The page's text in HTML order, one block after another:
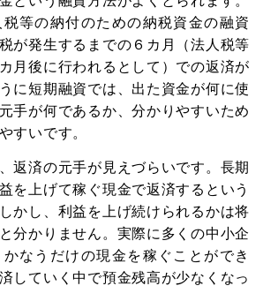
等の納付のための納税資金の融資
が発生するまでの６カ月（法人税等
月後に行われるとして）での返済が
に短期融資では、出た資金が何に使
手が何であるか、分かりやすいため
すいです。
返済の元手が見えづらいです。長期
を上げて稼ぐ現金で返済するという
かし、利益を上げ続けられるかは将
分かりません。実際に多くの中小企
なうだけの現金を稼ぐことができ
していく中で預金残高が少なくなっ